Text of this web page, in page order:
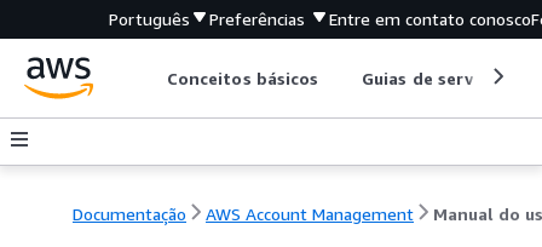
Português Preferências Entre em contato conosco
Conceitos básicos Guias de serviço
Documentação AWS Account Management